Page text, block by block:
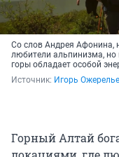
Со слов Андрея Афонина,
любители альпинизма,
горы обладает особой
Источник: Игорь
Горный Алтай